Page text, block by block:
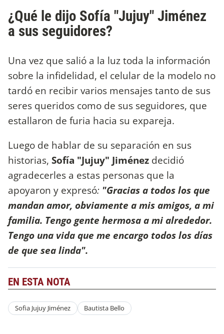
¿Qué le dijo Sofía "Jujuy" Jiménez
a sus seguidores?
Una vez que salió a la luz toda la información
sobre la infidelidad, el celular de la modelo no
tardó en recibir varios mensajes tanto de sus
seres queridos como de sus seguidores, que
estallaron de furia hacia su expareja.
Luego de hablar de su separación en sus
historias, Sofía "Jujuy" Jiménez decidió
agradecerles a estas personas que la
apoyaron y expresó: "Gracias a todos los que
mandan amor, obviamente a mis amigos, a mi
familia. Tengo gente hermosa a mi alrededor.
Tengo una vida que me encargo todos los días
de que sea linda".
EN ESTA NOTA
Sofia Jujuy Jiménez Bautista Bello